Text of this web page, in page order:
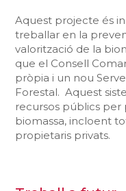
Aquest projecte és
treballar en la
valorització de la
que el Consell
pròpia i un nou
Forestal. Aquest
recursos públics per
biomassa, incloent
propietaris privats.